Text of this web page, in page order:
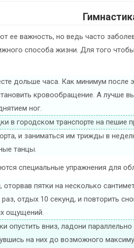
ее важность, но ведь часто
способа жизни. Для того
дольше часа. Как минимум после
кровообращение. А лучше
ног.
в городском транспорте на пешие
и заниматься им трижды в
танцы.
специальные упражнения для
оторвав пятки на несколько
отдых 10 секунд, и повторить
ощущений.
опустить вниз, ладони
на них до возможного